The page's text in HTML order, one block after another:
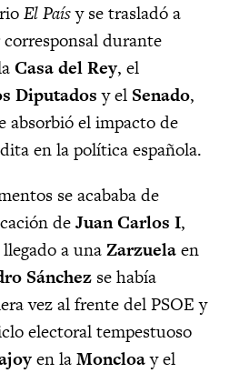
El Paísy se trasladó a
durante
Casadel Rey, el
Diputadosy el Senado,
absorbió el impacto de
en la política española.
se acababa de
deJuanCarlos I,
a unaZarzuelaen
Sánchezse había
vez al frente del PSOE y
electoral tempestuoso
en laMoncloay el